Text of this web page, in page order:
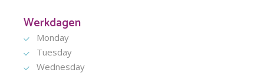
Werkdagen
Monday
Tuesday
Wednesday